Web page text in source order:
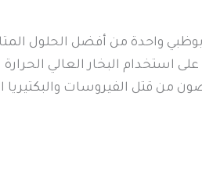
واحدة من أفضل الحلول
استخدام البخار العالي
من قتل الفيروسات